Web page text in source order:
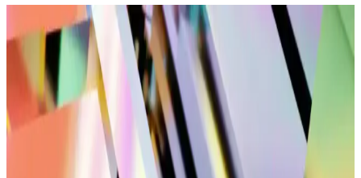
Spor Çanta Modelleri: Büyük ve Orta Boy
Seçeneklerin Karşılaştırması ve Kullanım Alanları
Büyük ve orta boy spor çantalarının özellikleri, kullanım alanları ve
seçim ipuçlarıyla, ihtiyaçlarınıza en uygun modeli belirlemenize
yardımcı oluyoruz.
U.S. Polo Assn. Jojo Sneakers Günlük Şıklık ve
Konfor Sunan Modern Tasarım Spor Ayakkabısı